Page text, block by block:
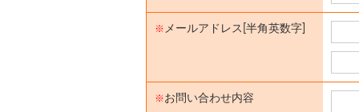
※ メールアドレス[半角英数字]
※お問い合わせ内容